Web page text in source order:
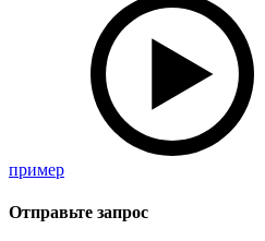
пример
Отправьте запрос